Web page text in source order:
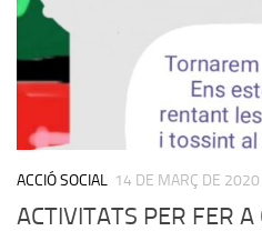
ACCIÓ SOCIAL 14 DE MARÇ DE 2020
ACTIVITATS PER FER